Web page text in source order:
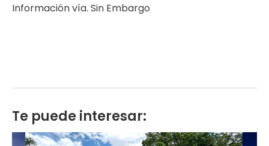
Información vía. Sin Embargo
Te puede interesar: